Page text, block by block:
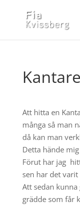
Att hitta en
många så man
då kan man
Detta hände
Förut har jag
sen har det varit
Att sedan
grädde som får